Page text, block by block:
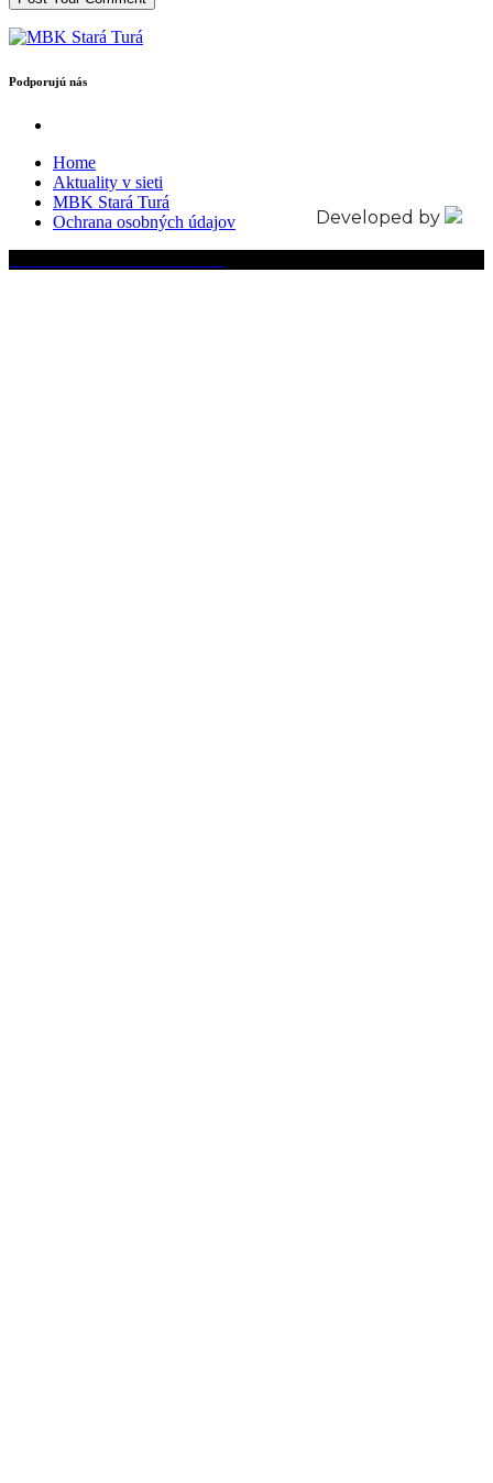
Podporujú nás
Home
Aktuality v sieti
MBK Stará Turá
Ochrana osobných údajov
Developed by